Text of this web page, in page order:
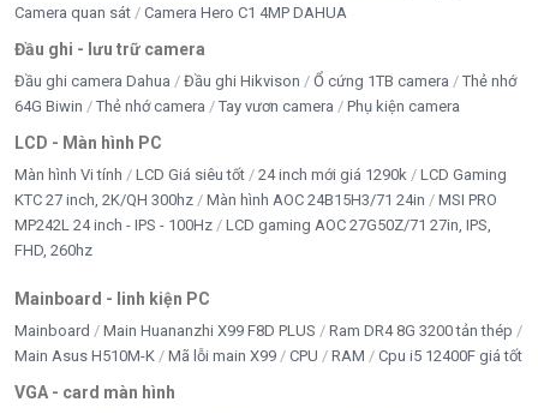
Camera quan sát
Camera Hero C1 4MP DAHUA
Đầu ghi - lưu trữ camera
Đầu ghi camera Dahua Đầu ghi Hikvison Ổ cứng 1TB camera
Thẻ nhớ
64G Biwin
Thẻ nhớ camera Tay vươn camera Phụ kiện camera
LCD - Màn hình PC
Màn hình Vi tính LCD Giá siêu tốt 24 inch mới giá 1290k
LCD Gaming
KTC 27 inch, 2K/QH 300hz
Màn hình AOC 24B15H3/71 24in
MSI PRO
MP242L 24 inch - IPS - 100Hz
LCD gaming AOC 27G50Z/71 27in, IPS,
FHD, 260hz
Mainboard - linh kiện PC
Mainboard Main Huananzhi X99 F8D PLUS
Ram DR4 8G 3200 tản thép
Main Asus H510M-K
Mã lỗi main X99 CPU RAM Cpu i5 12400F giá tốt
VGA - card màn hình